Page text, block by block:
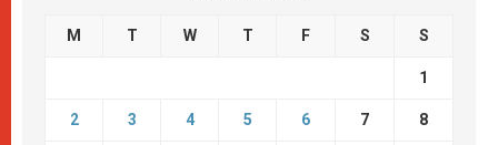
M T W T F S S
1
2 3 4 5 6 7 8